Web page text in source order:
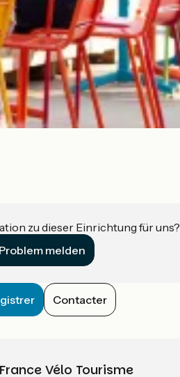
zu dieser Einrichtung für uns?
melden
Contacter
Vélo Tourisme